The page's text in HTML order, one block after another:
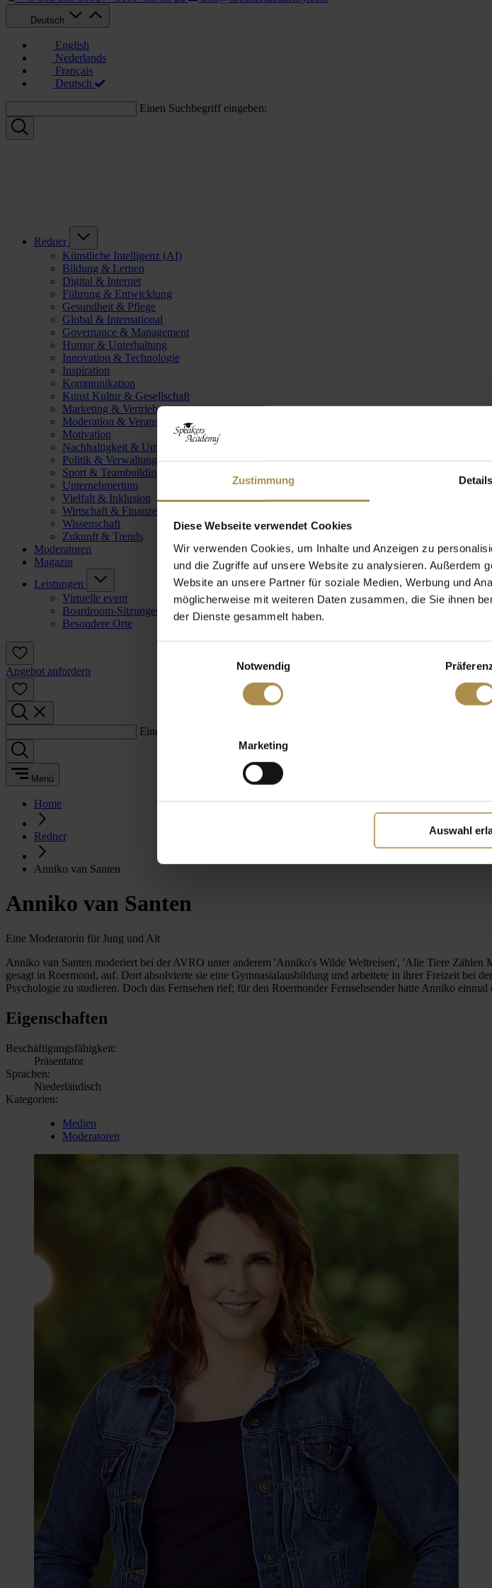
Zustimmung Details
Diese Webseite verwendet Cookies
Wir verwenden Cookies, um Inhalte und Anzeigen zu
und die Zugriffe auf unsere Website zu analysieren. Außerdem
Website an unsere Partner für soziale Medien, Werbung und
möglicherweise mit weiteren Daten zusammen, die Sie ihnen
der Dienste gesammelt haben.
Notwendig
Marketing
Auswahl
Deutsch
English
Nederlands
Français
Deutsch
Einen Suchbegriff eingeben:
Redner
Künstliche Intelligenz (AI)
Bildung & Lernen
Digital & Internet
Führung & Entwicklung
Gesundheit & Pflege
Global & International
Governance & Management
Humor & Unterhaltung
Innovation & Technologie
Inspiration
Kommunikation
Kunst Kultur & Gesellschaft
Marketing & Vertrieb
Moderation & Veranstaltungsleitung
Motivation
Nachhaltigkeit & Umwelt
Politik & Verwaltung
Sport & Teambuilding
Unternehmertum
Vielfalt & Inklusion
Wirtschaft & Finanzen
Wissenschaft
Zukunft & Trends
Moderatoren
Magazin
Leistungen
Virtuelle event
Boardroom-Sitzungen
Besondere Orte
Angebot anfordern
Einen Suchbegriff eingeben:
Menü
Home
Redner
Anniko van Santen
Anniko van Santen
Eine Moderatorin für Jung und Alt
Anniko van Santen moderiert bei der AVRO unter anderem 'Anniko's Wilde Weltreisen', 'Alle Tiere
gesagt in Roermond, auf. Dort absolvierte sie eine Gymnasialausbildung und arbeitete in ihrer Freizeit bei
Psychologie zu studieren. Doch das Fernsehen rief; für den Roermonder Fernsehsender hatte Anniko einmal
Eigenschaften
Beschäftigungsfähigkeit:
Präsentator
Sprachen:
Niederländisch
Kategorien:
Medien
Moderatoren